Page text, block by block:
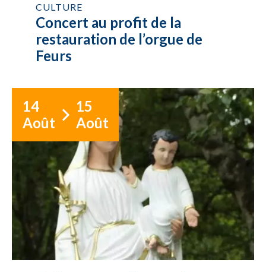
CULTURE
Concert au profit de la
restauration de l’orgue de
Feurs
14
Août
15
Août